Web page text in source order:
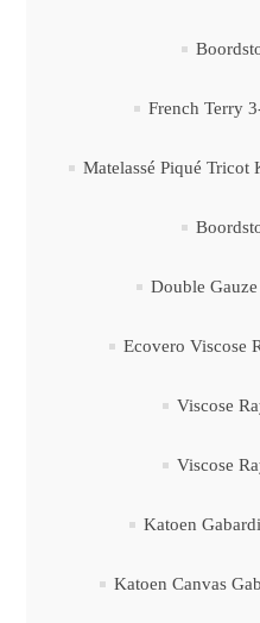
French Terry
Matelassé Piqué Tricot
Double
Ecovero Viscose
Viscose
Viscose
Katoen
Katoen Canvas